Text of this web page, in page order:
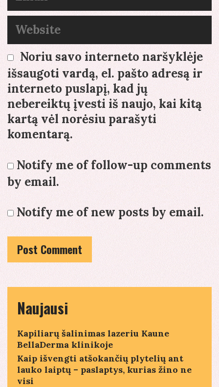
Website
Noriu savo interneto naršyklėje
išsaugoti vardą, el. pašto adresą ir
interneto puslapį, kad jų
nebereiktų įvesti iš naujo, kai kitą
kartą vėl norėsiu parašyti
komentarą.
Notify me of follow-up comments
by email.
Notify me of new posts by email.
Naujausi
Kapiliarų šalinimas lazeriu Kaune
BellaDerma klinikoje
Kaip išvengti atšokančių plytelių ant
lauko laiptų – paslaptys, kurias žino ne
visi